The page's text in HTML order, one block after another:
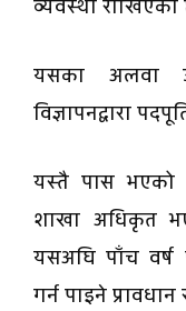
व्यवस्था राखिएको
यसका अलवा
विज्ञापनद्वारा
यस्तै पास भएको
शाखा अधिकृत
यसअघि पाँच वर्ष
गर्न पाइने